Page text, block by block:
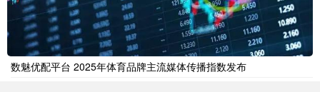
数魅优配平台 2025年体育品牌主流媒体传播指数发布